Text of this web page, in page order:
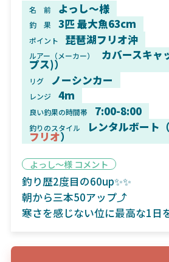
名 前 よっし〜様
釣 果 3匹 最大魚63cm
ポイント 琵琶湖フリオ沖
ルアー（メーカー） カバースキャ
プス)）
リグ ノーシンカー
レンジ 4m
良い釣果の時間帯 7:00-8:00
釣りのスタイル レンタルボート（
フリオ）
よっし〜様 コメント
釣り歴2度目の60up✨✨
朝から三本50アップ⤴️
寒さを感じない位に最高な1日